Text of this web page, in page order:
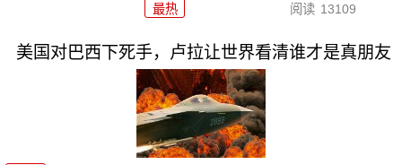
最热 阅读 13109
美国对巴西下死手，卢拉让世界看清谁才是真朋友